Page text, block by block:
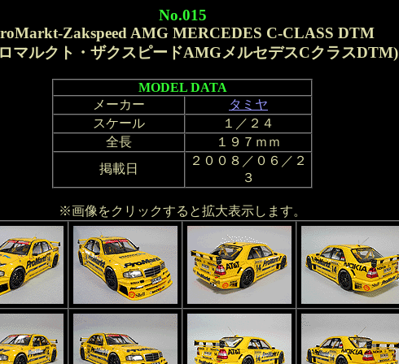
No.015
Zakspeed AMG MERCEDES C-CLASS DTM
マルクト・ザクスピードAMGメルセデスCクラスDTM)
MODEL DATA
メーカー
タミヤ
スケール
１／２４
全長
１９７ｍｍ
掲載日
２００８／０６／２
３
※画像をクリックすると拡大表示します。